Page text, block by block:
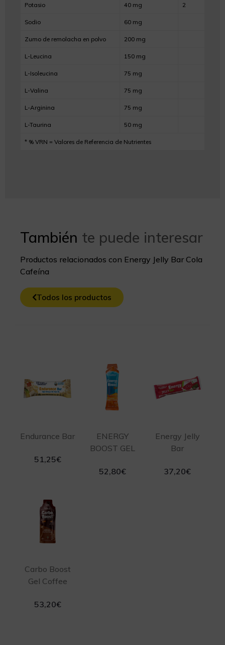
Potasio 40 mg 2
Sodio 60 mg
Zumo de remolacha en polvo 200 mg
L-Leucina 150 mg
L-Isoleucina 75 mg
L-Valina 75 mg
L-Arginina 75 mg
L-Taurina 50 mg
* % VRN = Valores de Referencia de Nutrientes
También te puede interesar
Productos relacionados con Energy Jelly Bar Cola
Cafeína
Todos los productos
Endurance Bar
51,25€
ENERGY
BOOST GEL
52,80€
Energy Jelly
Bar
37,20€
Carbo Boost
Gel Coffee
53,20€